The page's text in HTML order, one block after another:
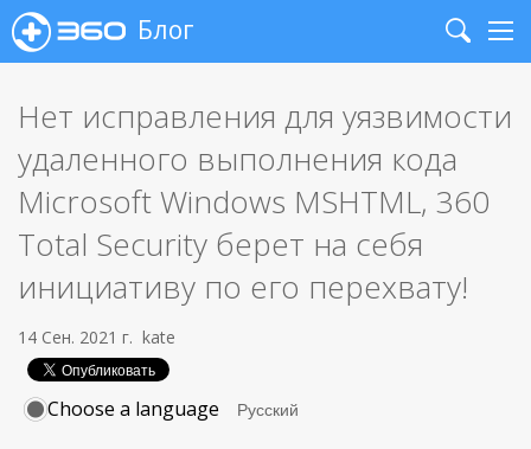
Блог
Search
Нет исправления для уязвимости
удаленного выполнения кода
Microsoft Windows MSHTML, 360
Total Security берет на себя
инициативу по его перехвату!
14 Сен. 2021 г. kate
Choose a language